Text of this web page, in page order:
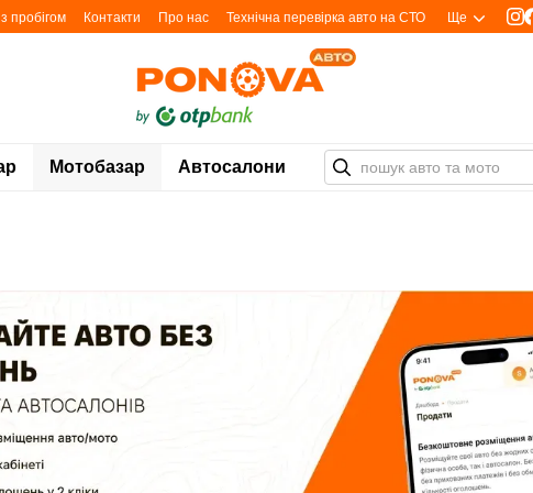
пробігом Контакти Про нас Технічна перевірка авто на СТО Ще
Мотобазар Автосалони